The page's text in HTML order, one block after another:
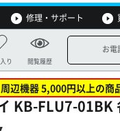
修理・サポート
り 閲覧履歴
お電
辺機器 5,000円以上の商
KB-FLU7-01BK